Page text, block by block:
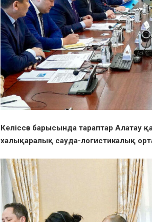
Келіссөз барысында тараптар Алатау
халықаралық сауда-логистикалық